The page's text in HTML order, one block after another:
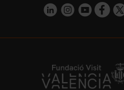
https://www.linkedin.com/company/turismo-valencia/mycompany/
https://https://https://
https://